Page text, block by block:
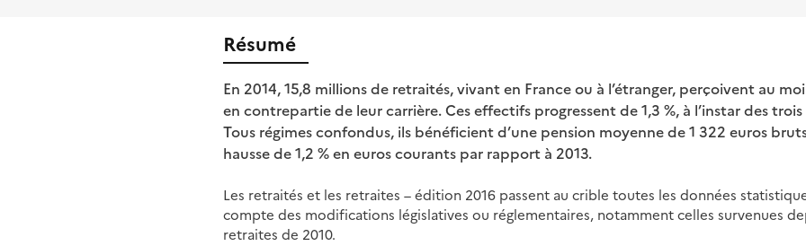
Résumé
En 2014, 15,8 millions de retraités, vivant en France ou à l’étranger, perçoivent au
en contrepartie de leur carrière. Ces effectifs progressent de 1,3 %, à l’instar des
Tous régimes confondus, ils bénéficient d’une pension moyenne de 1 322 euros
hausse de 1,2 % en euros courants par rapport à 2013.
Les retraités et les retraites – édition 2016 passent au crible toutes les données
compte des modifications législatives ou réglementaires, notamment celles survenues
retraites de 2010.